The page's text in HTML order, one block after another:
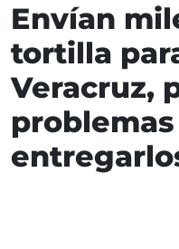
Envían
tortilla
Veracruz,